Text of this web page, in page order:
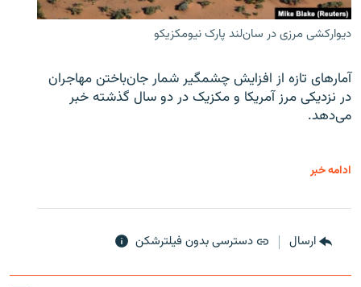
دیوارکشی مرزی در سان‌لند پارک نیومکزیکو
آمارهای تازه از افزایش چشمگیر شمار جان‌باختن مهاجران
در نزدیکی مرز آمریکا و مکزیک در دو سال گذشته خبر
می‌دهد.
ادامه خبر
ارسال دسترسی بدون فیلترشکن